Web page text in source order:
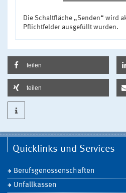
Die Schaltfläche „Senden“ wird
Pflichtfelder ausgefüllt wurden.
teilen
teilen
Quicklinks und Services
Berufsgenossenschaften
Unfallkassen